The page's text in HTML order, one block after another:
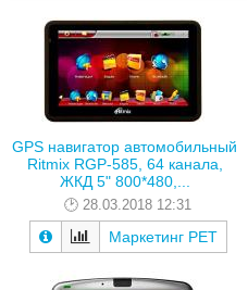
GPS навигатор автомобильный
Ritmix RGP-585, 64 канала,
ЖКД 5" 800*480,...
28.03.2018 12:31
Маркетинг РЕТ